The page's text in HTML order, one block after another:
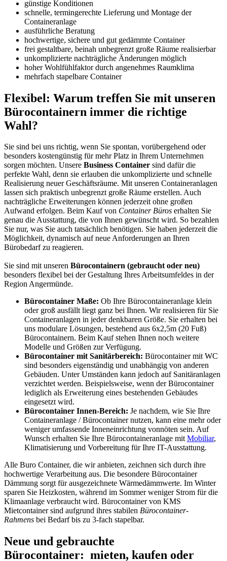
günstige Konditionen
schnelle, termingerechte Lieferung und Montage der
Containeranlage
ausführliche Beratung
hochwertige, sichere und gut gedämmte Container
frei gestaltbare, beinah unbegrenzt große Räume realisierbar
unkomplizierte nachträgliche Änderungen möglich
hoher Wohlfühlfaktor durch angenehmes Raumklima
mehrfach stapelbare Container
Flexibel: Warum treffen Sie mit unseren
Bürocontainern immer die richtige
Wahl?
Sie sind bei uns richtig, wenn Sie spontan, vorübergehend oder
besonders kostengünstig für mehr Platz in Ihrem Unternehmen
sorgen möchten. Unsere Business Container sind dafür die
perfekte Wahl, denn sie erlauben die unkomplizierte und schnelle
Realisierung neuer Geschäftsräume. Mit unseren Containeranlagen
lassen sich praktisch unbegrenzt große Räume erstellen. Auch
nachträgliche Erweiterungen können jederzeit ohne großen
Aufwand erfolgen. Beim Kauf von Container Büros erhalten Sie
genau die Ausstattung, die von Ihnen gewünscht wird. So bezahlen
Sie nur, was Sie auch tatsächlich benötigen. Sie haben jederzeit die
Möglichkeit, dynamisch auf neue Anforderungen an Ihren
Bürobedarf zu reagieren.
Sie sind mit unseren Bürocontainern (gebraucht oder neu)
besonders flexibel bei der Gestaltung Ihres Arbeitsumfeldes in der
Region Angermünde.
Bürocontainer Maße: Ob Ihre Bürocontaineranlage klein
oder groß ausfällt liegt ganz bei Ihnen. Wir realisieren für Sie
Containeranlagen in jeder denkbaren Größe. Sie erhalten bei
uns modulare Lösungen, bestehend aus 6x2,5m (20 Fuß)
Bürocontainern. Beim Kauf stehen Ihnen noch weitere
Modelle und Größen zur Verfügung.
Bürocontainer mit Sanitärbereich: Bürocontainer mit WC
sind besonders eigenständig und unabhängig von anderen
Gebäuden. Unter Umständen kann jedoch auf Sanitäranlagen
verzichtet werden. Beispielsweise, wenn der Bürocontainer
lediglich als Erweiterung eines bestehenden Gebäudes
eingesetzt wird.
Bürocontainer Innen-Bereich: Je nachdem, wie Sie Ihre
Containeranlage / Bürocontainer nutzen, kann eine mehr oder
weniger umfassende Inneneinrichtung vonnöten sein. Auf
Wunsch erhalten Sie Ihre Bürocontaineranlage mitMobiliar,
Klimatisierung und Vorbereitung für Ihre IT-Ausstattung.
Alle Buro Container, die wir anbieten, zeichnen sich durch ihre
hochwertige Verarbeitung aus. Die besondere Bürocontainer
Dämmung sorgt für ausgezeichnete Wärmedämmwerte. Im Winter
sparen Sie Heizkosten, während im Sommer weniger Strom für die
Klimaanlage verbraucht wird. Bürocontainer von KMS
Mietcontainer sind aufgrund ihres stabilen Bürocontainer-
Rahmens bei Bedarf bis zu 3-fach stapelbar.
Neue und gebrauchte
Bürocontainer: mieten, kaufen oder